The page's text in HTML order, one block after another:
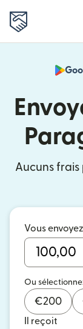
Aucuns
Vous envoyez
Ou
€200
Il reçoit